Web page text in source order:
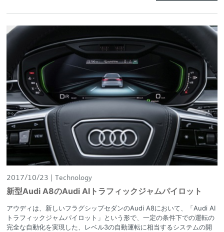
2017/10/23 Technology
新型Audi A8のAudi AIトラフィックジャムパイロット
アウディは、新しいフラグシップセダンのAudi A8において、「Audi AI
トラフィックジャムパイロット」という形で、一定の条件下での運転の
完全な自動化を実現した、レベル3の自動運転に相当するシステムの開